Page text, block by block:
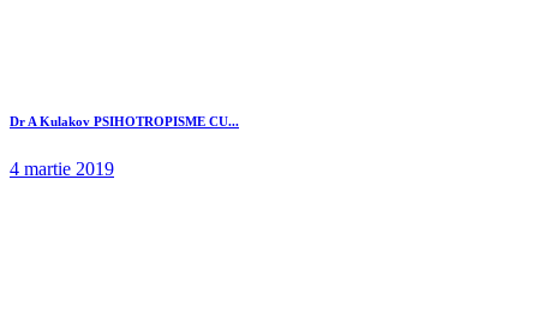
Dr A Kulakov PSIHOTROPISME CU...
4 martie 2019